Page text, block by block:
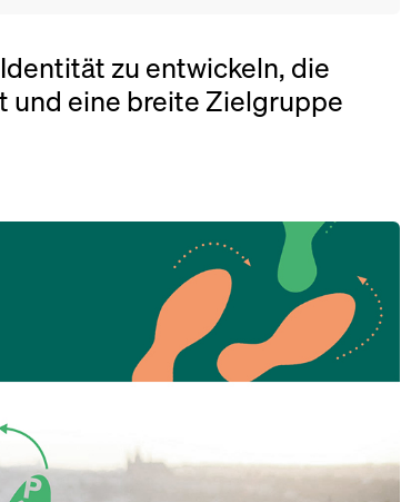
zu entwickeln, die
und eine breite Zielgruppe